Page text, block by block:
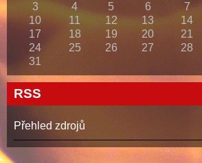
3
4 5 6 7
10
11 12 13 14
17
18 19 20 21
24
25 26 27 28
31
RSS
Přehled zdrojů